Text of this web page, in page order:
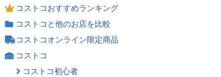
コストコおすすめランキング
コストコと他のお店を比較
コストコオンライン限定商品
コストコ
コストコ初心者